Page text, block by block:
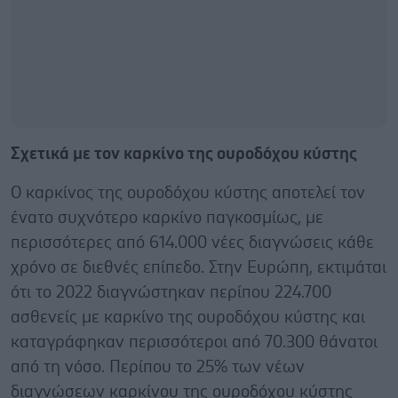
Σχετικά με τον καρκίνο της ουροδόχου κύστης
Ο καρκίνος της ουροδόχου κύστης αποτελεί τον
ένατο συχνότερο καρκίνο παγκοσμίως, με
περισσότερες από 614.000 νέες διαγνώσεις κάθε
χρόνο σε διεθνές επίπεδο. Στην Ευρώπη, εκτιμάται
ότι το 2022 διαγνώστηκαν περίπου 224.700
ασθενείς με καρκίνο της ουροδόχου κύστης και
καταγράφηκαν περισσότεροι από 70.300 θάνατοι
από τη νόσο. Περίπου το 25% των νέων
διαγνώσεων καρκίνου της ουροδόχου κύστης